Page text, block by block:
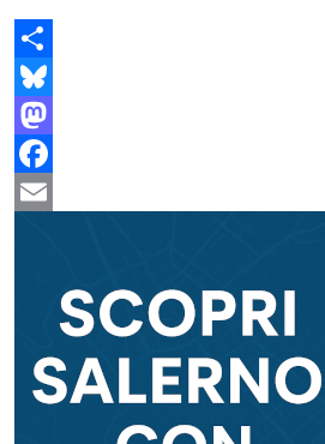
Share
Bluesky
Mastodon
Facebook